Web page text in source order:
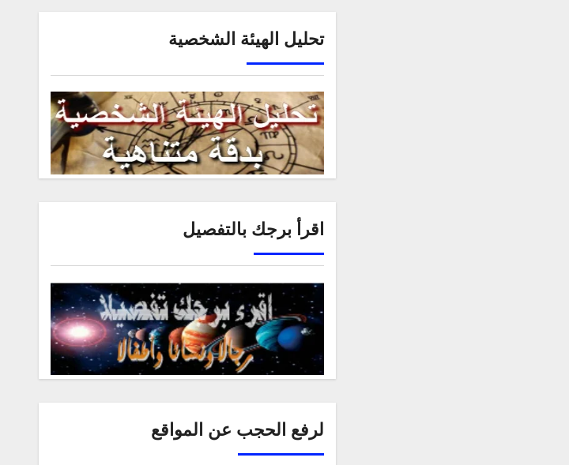
تحليل الهيئة الشخصية
اقرأ برجك بالتفصيل
لرفع الحجب عن المواقع